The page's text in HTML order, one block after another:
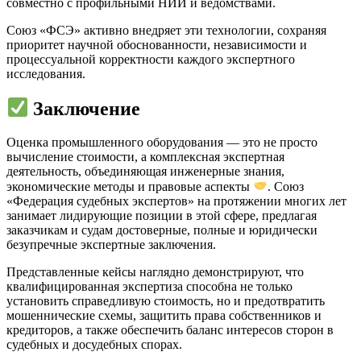
Союз «ФСЭ» активно внедряет эти технологии, сохраняя
приоритет научной обоснованности, независимости и
процессуальной корректности каждого экспертного
исследования.
Заключение
Оценка промышленного оборудования — это не просто
вычисление стоимости, а комплексная экспертная
деятельность, объединяющая инженерные знания,
экономические методы и правовые аспекты
. Союз
«Федерация судебных экспертов» на протяжении многих лет
занимает лидирующие позиции в этой сфере, предлагая
заказчикам и судам достоверные, полные и юридически
безупречные экспертные заключения.
Представленные кейсы наглядно демонстрируют, что
квалифицированная экспертиза способна не только
установить справедливую стоимость, но и предотвратить
мошеннические схемы, защитить права собственников и
кредиторов, а также обеспечить баланс интересов сторон в
судебных и досудебных спорах.